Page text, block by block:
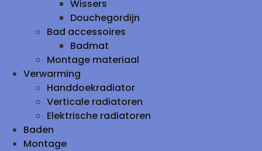
Wissers
Douchegordijn
Bad accessoires
Badmat
Montage materiaal
Verwarming
Handdoekradiator
Verticale radiatoren
Elektrische radiatoren
Baden
Montage